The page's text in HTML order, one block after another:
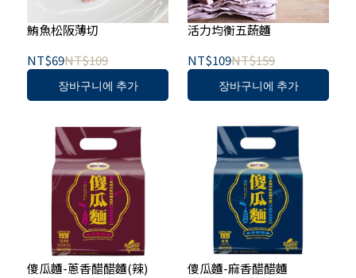
鮪魚松阪薄切
NT$69NT$109
장바구니에 추가
活力均衡五蔬麵
NT$109NT$159
장바구니에 추가
傻瓜麵-蔥香醋醋麵(辣)
傻瓜麵-麻香醋醋麵